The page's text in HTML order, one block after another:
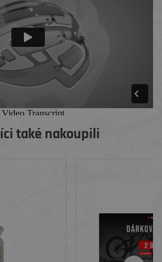
také nakoupili